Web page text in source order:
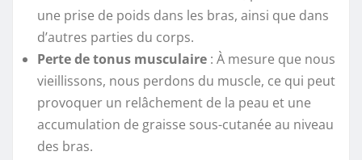
une prise de poids dans les bras, ainsi que dans
d’autres parties du corps.
Perte de tonus musculaire : À mesure que nous
vieillissons, nous perdons du muscle, ce qui peut
provoquer un relâchement de la peau et une
accumulation de graisse sous-cutanée au niveau
des bras.